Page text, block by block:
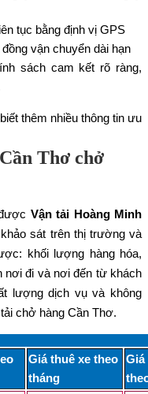
tục bằng định vị GPS
vận chuyển dài hạn
sách cam kết rõ ràng,
thêm nhiều thông tin ưu
Thơ chở
Vận tải Hoàng Minh
sát trên thị trường và
khối lượng hàng hóa,
nơi đi và nơi đến từ khách
lượng dịch vụ và không
chở hàng Cần Thơ.
Giá thuê xe theo
tháng
Giá